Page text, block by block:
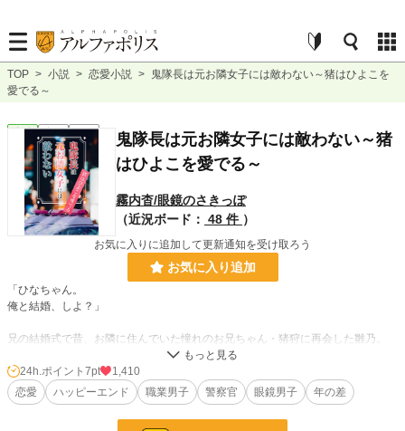
TOP > 小説 > 恋愛小説 >
鬼隊長は元お隣女子には敵わない～猪はひよこを
愛でる～
恋愛 完結 長編
鬼隊長は元お隣女子には敵わない～猪
はひよこを愛でる～
霧内杳/眼鏡のさきっぽ
（近況ボード： 48 件 ）
お気に入りに追加して更新通知を受け取ろう
お気に入り追加
「ひなちゃん。
俺と結婚、しよ？」
兄の結婚式で昔、お隣に住んでいた憧れのお兄ちゃん・猪狩に再会した雛乃。
昔話をしているうちに結婚を迫られ、冗談だと思ったものの。
それから猪狩の猛追撃が!?
相変わらず格好いい猪狩に次第に惹かれていく雛乃。
でも、彼のとある事情で結婚には踏み切れない。
24h.ポイント 7pt
1,410
恋愛
ハッピーエンド 職業男子 警察官 眼鏡男子 年の差